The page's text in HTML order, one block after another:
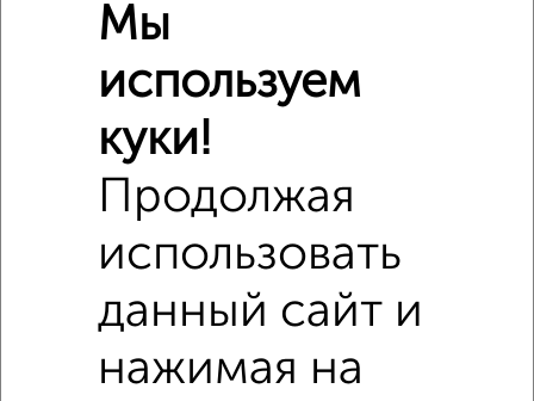
Сравнение средних цен
2‑комнатные квартиры с похожей площадью ±10%
Мы
используем
куки!
Продолжая
использовать
данный сайт и
нажимая на